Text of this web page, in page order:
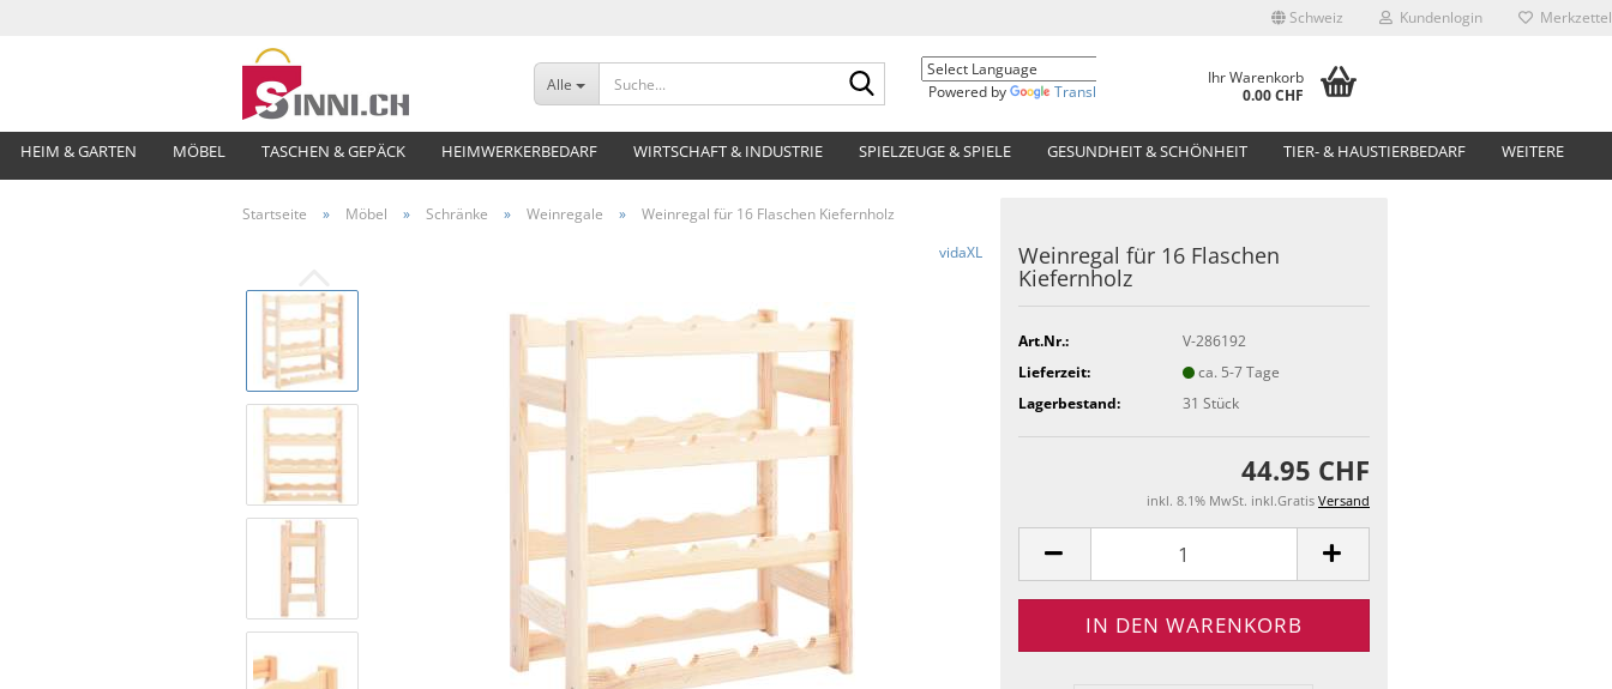
Schweiz Kundenlogin Merkzettel
Alle
Suche...
Powered by
Translate
Ihr Warenkorb
0.00 CHF
HEIM & GARTEN MÖBEL TASCHEN & GEPÄCK HEIMWERKERBEDARF WIRTSCHAFT & INDUSTRIE SPIELZEUGE & SPIELE GESUNDHEIT & SCHÖNHEIT TIER- & HAUSTIERBEDARF WEITERE
Startseite » Möbel » Schränke » Weinregale »
Weinregal für 16 Flaschen Kiefernholz
vidaXL
Weinregal für 16 Flaschen
Kiefernholz
Art.Nr.:
V-286192
Lieferzeit:
ca. 5-7 Tage
Lagerbestand:
31 Stück
44.95 CHF
inkl. 8.1% MwSt. inkl.Gratis Versand